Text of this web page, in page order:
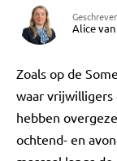
Alice
Zoals op de
waar vrijwilligers
hebben
ochtend- en